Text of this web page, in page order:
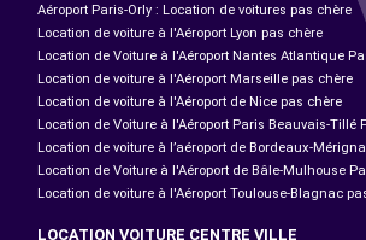
Aéroport Paris-Orly : Location de voitures pas chère
Location de voiture à l'Aéroport Lyon pas chère
Location de Voiture à l'Aéroport Nantes Atlantique
Location de voiture à l'Aéroport Marseille pas chère
Location de voiture à l'Aéroport de Nice pas chère
Location de Voiture à l'Aéroport Paris Beauvais-Tillé
Location de voiture à l’aéroport de Bordeaux-
Location de Voiture à l'Aéroport de Bâle-Mulhouse
Location de voiture à l'Aéroport Toulouse-Blagnac
LOCATION VOITURE CENTRE VILLE